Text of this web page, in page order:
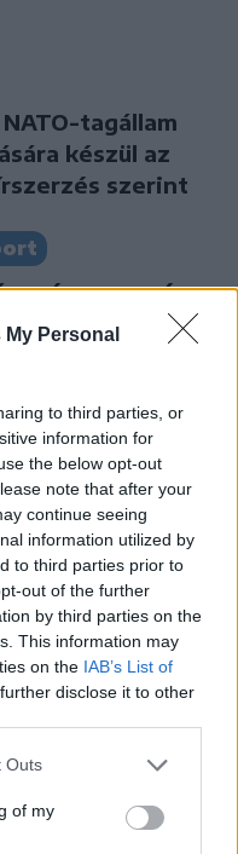
Personal
to third parties, or
information for
the below opt-out
note that after your
continue seeing
information utilized by
to third parties prior to
out of the further
by third parties on the
This information may
on the IAB’s List of
disclose it to other
Outs
of my
tagállam
készül az
szerint
négy vereség
de
a jó eredmények
Az élet
végeztem el az